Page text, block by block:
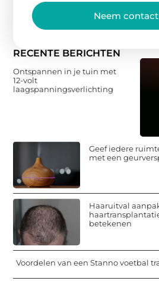
RECENTE BERICHTEN
Ontspannen in je tuin met
12-volt
laagspanningsverlichting
Geef iedere
met een
Haaruitval
betekenen
Voordelen van een Stanno voetbal
Neem